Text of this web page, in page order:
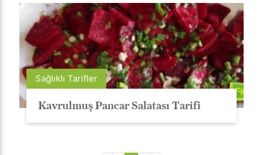
Sağlıklı Tarifler
Kavrulmuş Pancar Salatası Tarifi